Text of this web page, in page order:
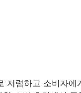
저렴하고 소비자